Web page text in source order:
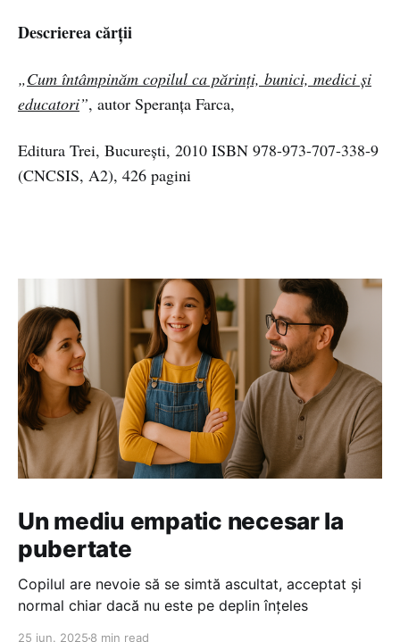
Descrierea cărții
„Cum întâmpinăm copilul ca părinţi, bunici, medici şi
educatori”, autor Speranța Farca,
Editura Trei, București, 2010 ISBN 978-973-707-338-9
(CNCSIS, A2), 426 pagini
Un mediu empatic necesar la
pubertate
Copilul are nevoie să se simtă ascultat, acceptat și
normal chiar dacă nu este pe deplin înțeles
25 iun. 2025 8 min read